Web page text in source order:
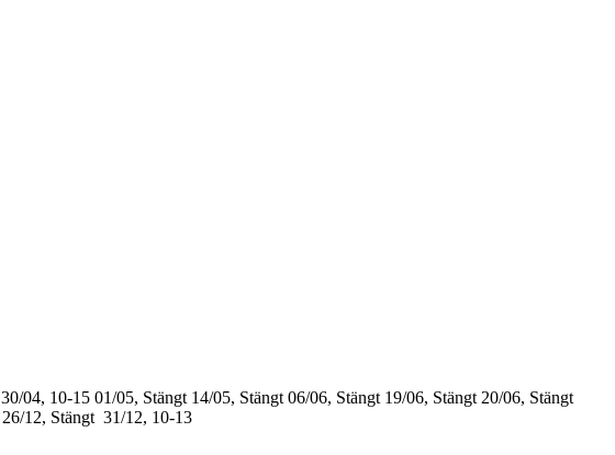
30/04, 10-15 01/05, Stängt 14/05, Stängt 06/06, Stängt 19/06, Stängt 20/06, Stängt
26/12, Stängt 31/12, 10-13